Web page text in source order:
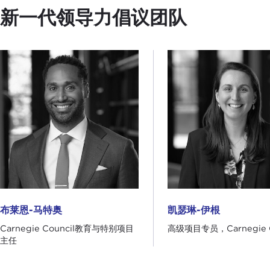
新一代领导力倡议团队
布莱恩-马特奥
布莱恩-马特奥
Carnegie Council教育与特别项目
主任
凯瑟琳-伊根
凯瑟琳-伊根
高级项目专员，